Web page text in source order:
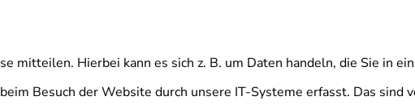
mitteilen. Hierbei kann es sich z. B. um Daten handeln, die Sie in
Besuch der Website durch unsere IT-Systeme erfasst. Das sind